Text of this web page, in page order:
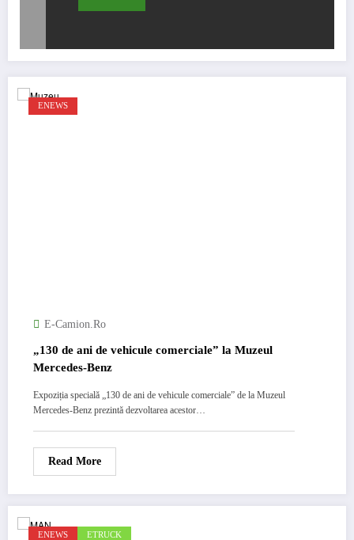
ENEWS
E-Camion.ro
„130 de ani de vehicule comerciale” la Muzeul
Mercedes-Benz
Expoziția specială „130 de ani de vehicule comerciale” de la Muzeul
Mercedes-Benz prezintă dezvoltarea acestor…
Read More
ENEWS ETRUCK